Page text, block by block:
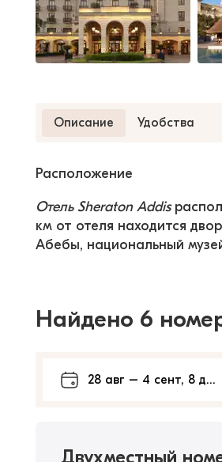
Описание Удобства
Расположение
Отель Sheraton Addis
км от отеля находится
Абебы, национальный
Найдено 6
Двухместный